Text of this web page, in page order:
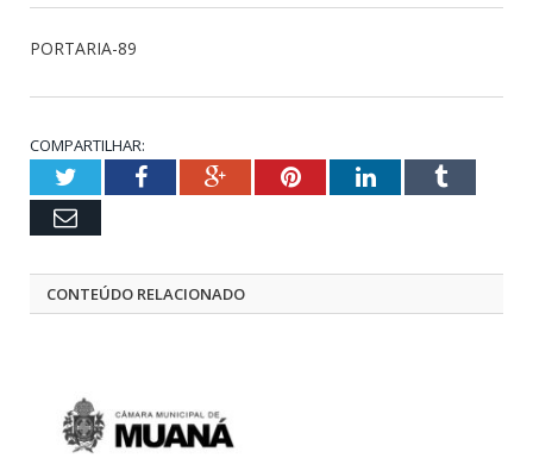
PORTARIA-89
COMPARTILHAR:
TwitterFacebookGoogle+PinterestLinkedInTumblr
Email
CONTEÚDO RELACIONADO